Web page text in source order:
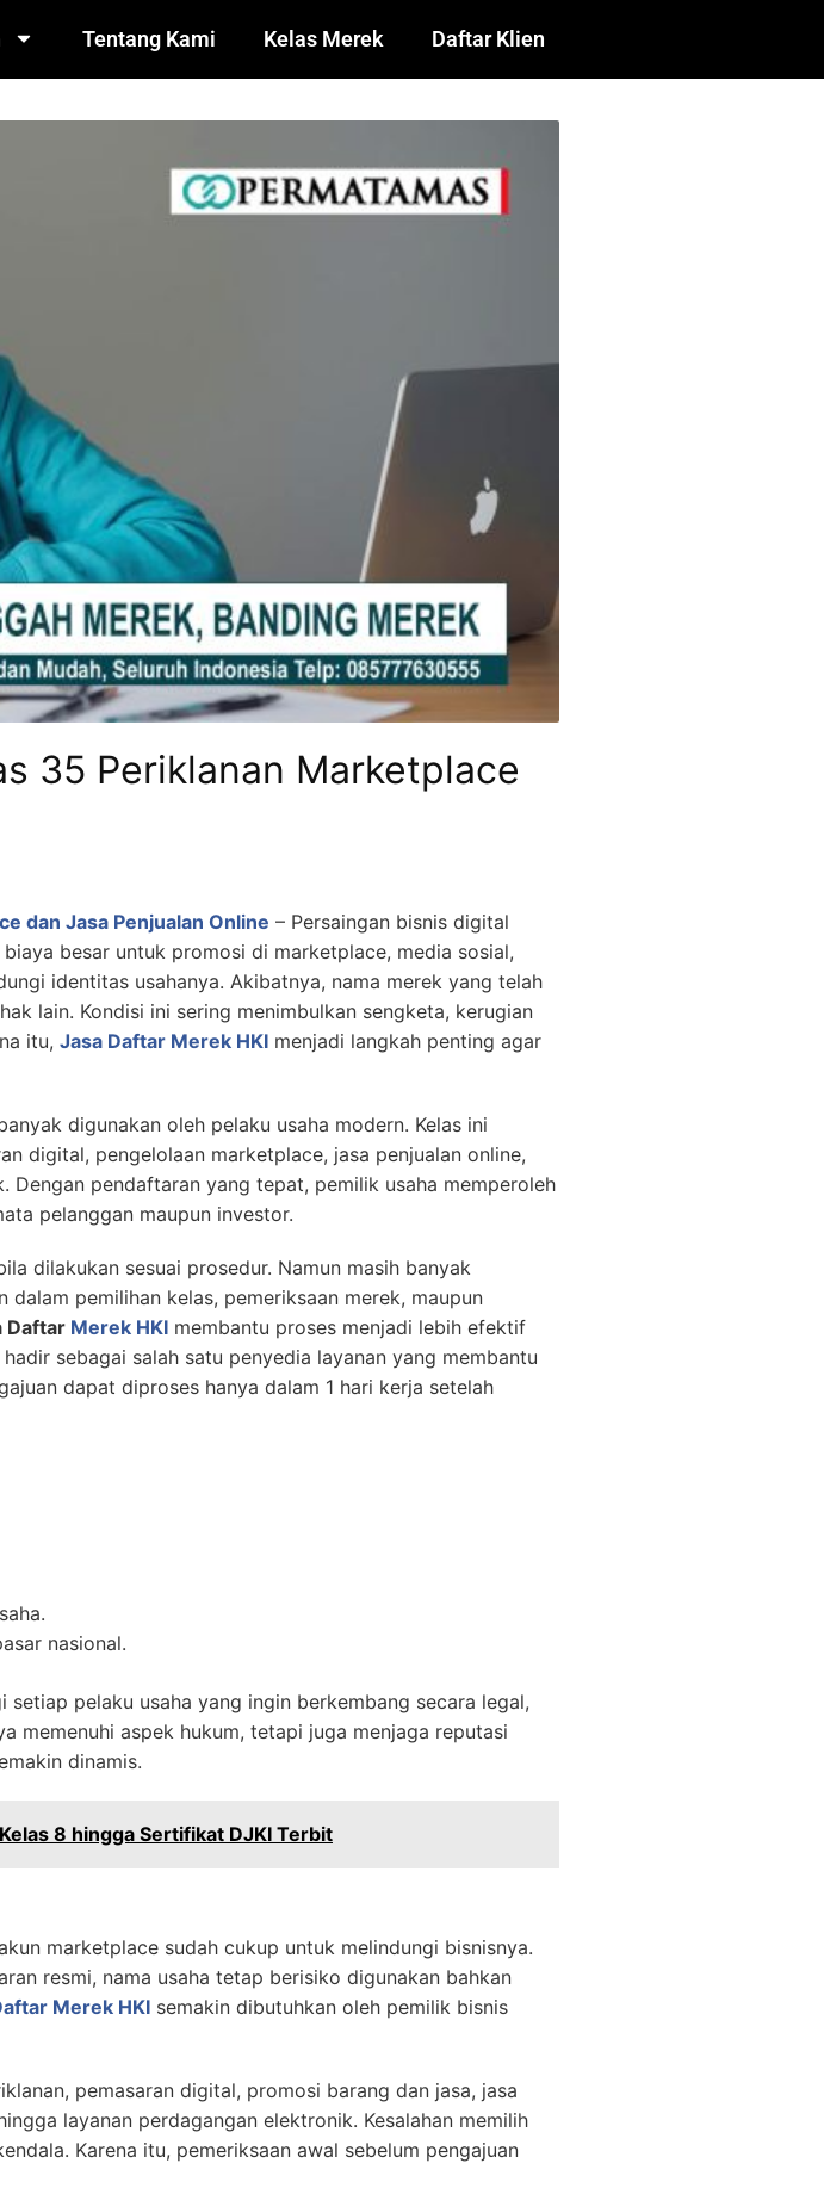
Tentang Kami Kelas Merek Daftar Klien
35 Periklanan Marketplace
dan Jasa Penjualan Online – Persaingan bisnis digital
besar untuk promosi di marketplace, media sosial,
identitas usahanya. Akibatnya, nama merek yang telah
lain. Kondisi ini sering menimbulkan sengketa, kerugian
itu, Jasa Daftar Merek HKI menjadi langkah penting agar
digunakan oleh pelaku usaha modern. Kelas ini
digital, pengelolaan marketplace, jasa penjualan online,
pendaftaran yang tepat, pemilik usaha memperoleh
pelanggan maupun investor.
dilakukan sesuai prosedur. Namun masih banyak
pemilihan kelas, pemeriksaan merek, maupun
Daftar Merek HKI membantu proses menjadi lebih efektif
hadir sebagai salah satu penyedia layanan yang membantu
dapat diproses hanya dalam 1 hari kerja setelah
nasional.
setiap pelaku usaha yang ingin berkembang secara legal,
memenuhi aspek hukum, tetapi juga menjaga reputasi
dinamis.
8 hingga Sertifikat DJKI Terbit
marketplace sudah cukup untuk melindungi bisnisnya.
resmi, nama usaha tetap berisiko digunakan bahkan
Merek HKI semakin dibutuhkan oleh pemilik bisnis
pemasaran digital, promosi barang dan jasa, jasa
layanan perdagangan elektronik. Kesalahan memilih
Karena itu, pemeriksaan awal sebelum pengajuan